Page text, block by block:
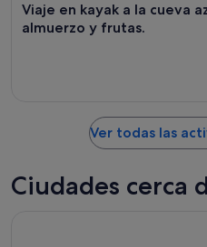
Viaje en kayak a la cueva
almuerzo y frutas.
Ver todas las
Ciudades cerca